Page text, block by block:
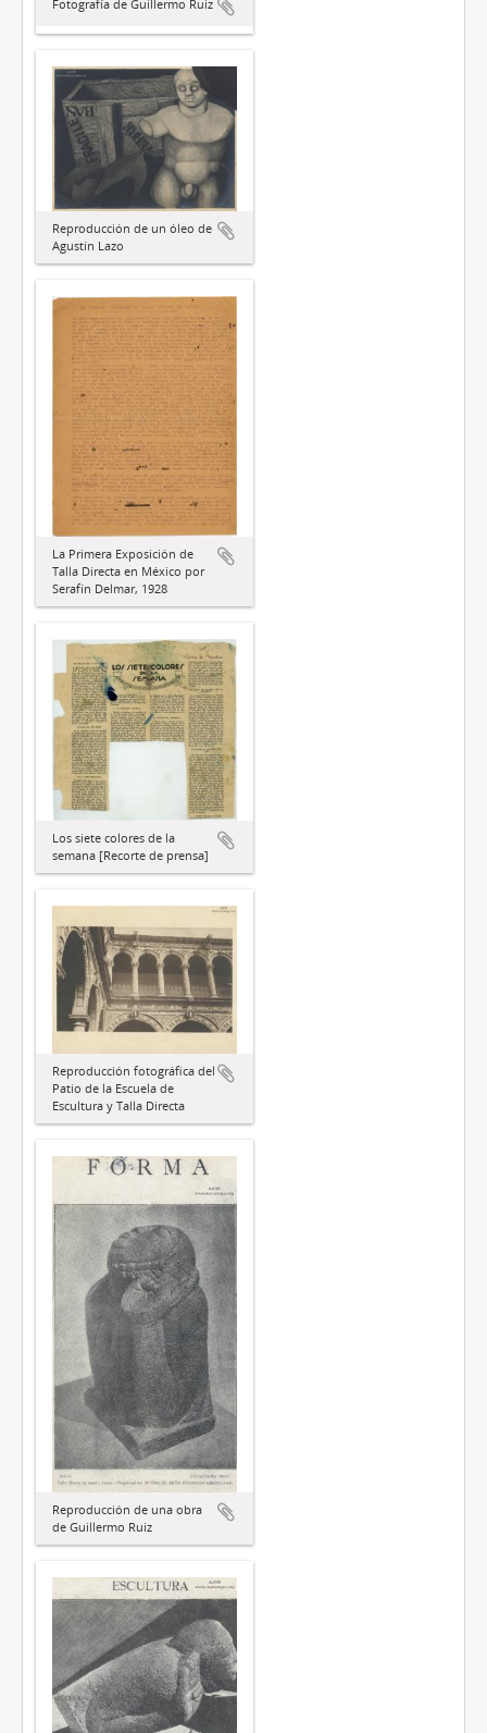
Fotografía de Guillermo Ruiz
Reproducción de un óleo de
Agustín Lazo
La Primera Exposición de
Talla Directa en México por
Serafín Delmar, 1928
Los siete colores de la
semana [Recorte de prensa]
Reproducción fotográfica del
Patio de la Escuela de
Escultura y Talla Directa
Reproducción de una obra
de Guillermo Ruiz